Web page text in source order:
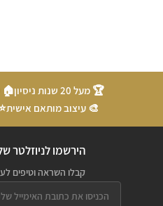
🏆 מעל 20 שנות ניסיון
🏠 1,000 מ"ר אולם תצוגה
🎨 עיצוב מותאם אישית
הירשמו לניוזלטר
קבלו השראה וטיפים